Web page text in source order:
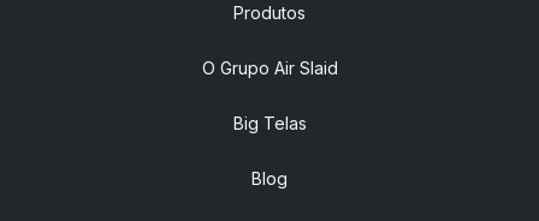
Produtos
O Grupo Air Slaid
Big Telas
Blog